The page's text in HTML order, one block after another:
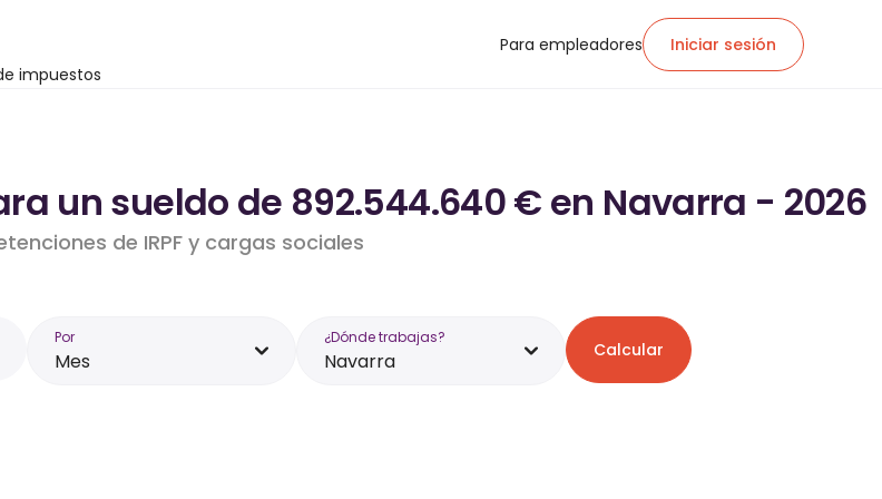
impuestos
Para empleadores Iniciar sesión
un sueldo de 892.544.640 € en Navarra - 2026
de IRPF y cargas sociales
Por
Mes
¿Dónde trabajas?
Navarra Calcular